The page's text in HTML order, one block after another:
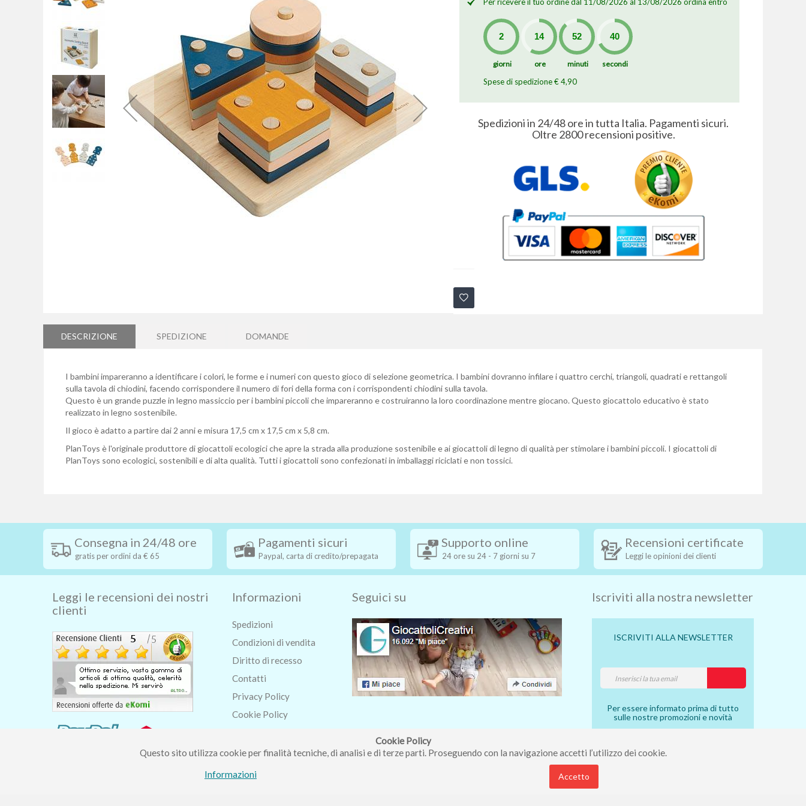
Cookie Policy
Questo sito utilizza cookie per finalità tecniche, di analisi e di terze parti. Proseguendo con la navigazione accetti l’utilizzo dei cookie.
Informazioni
Accetto
della
giorni ore minuti secondi
Spese di spedizione € 4,90
Spedizioni in 24/48 ore in tutta Italia. Pagamenti sicuri.
Oltre 2800 recensioni positive.
DESCRIZIONE
I bambini impareranno a identificare i colori, le forme e i numeri con questo gioco di selezione geometrica. I bambini dovranno infilare i quattro cerchi, triangoli, quadrati e rettangoli
sulla tavola di chiodini, facendo corrispondere il numero di fori della forma con i corrispondenti chiodini sulla tavola.
Questo è un grande puzzle in legno massiccio per i bambini piccoli che impareranno e costruiranno la loro coordinazione mentre giocano. Questo giocattolo educativo è stato
realizzato in legno sostenibile.
Il gioco è adatto a partire dai 2 anni e misura 17,5 cm x 17,5 cm x 5,8 cm.
PlanToys è l'originale produttore di giocattoli ecologici che apre la strada alla produzione sostenibile e ai giocattoli di legno di qualità per stimolare i bambini piccoli. I giocattoli di
PlanToys sono ecologici, sostenibili e di alta qualità. Tutti i giocattoli sono confezionati in imballaggi riciclati e non tossici.
SPEDIZIONE DOMANDE
Consegna in 24/48 ore
gratis per ordini da € 65
Pagamenti sicuri
Paypal, carta di credito/prepagata
Supporto online
24 ore su 24 - 7 giorni su 7
Recensioni certificate
Leggi le opinioni dei clienti
Leggi le recensioni dei nostri
clienti
Informazioni
Spedizioni
Condizioni di vendita
Diritto di recesso
Contatti
Privacy Policy
Cookie Policy
Blog
Seguici su Iscriviti alla nostra newsletter
ISCRIVITI ALLA NEWSLETTER
Per essere informato prima di tutto
sulle nostre promozioni e novità
Piccolo Mondo di Ferri Roberta - Via Carlo Pisacane 9/11 57025 Piombino (LI) - P.IVA : 01237910490 - Rea 112098.